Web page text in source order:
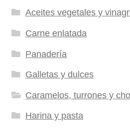
Aceites vegetales y
Carne enlatada
Panadería
Galletas y dulces
Caramelos, turrones y
Harina y pasta